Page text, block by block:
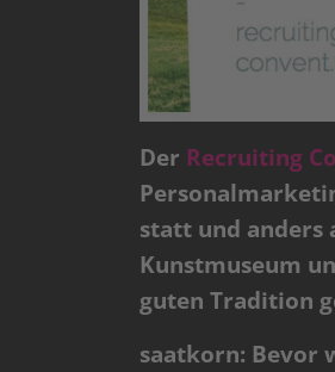
Der Recruiting
statt und anders
Kunstmuseum
guten Tradition
saatkorn: Bevor